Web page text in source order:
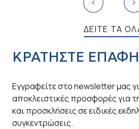
ΔΕΙΤΕ ΤΑ
ΚΡΑΤΗΣΤΕ ΕΠΑΦΗ
Εγγραφείτε στο newsletter μας
αποκλειστικές προσφορές για
και προσκλήσεις σε ειδικές
συγκεντρώσεις.